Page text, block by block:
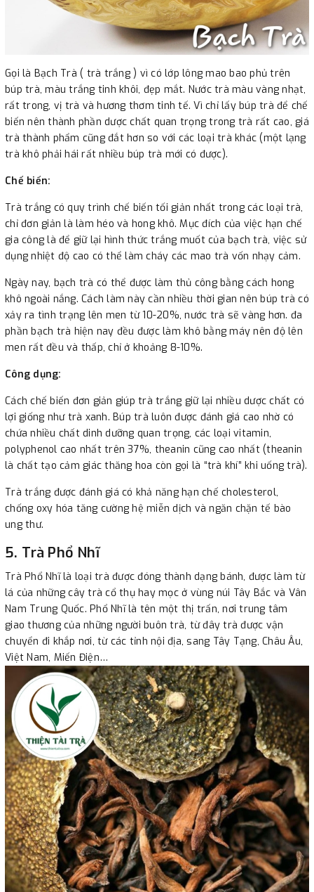
Gọi là Bạch Trà ( trà trắng ) vì có lớp lông mao bao phủ trên
búp trà, màu trắng tinh khôi, đẹp mắt. Nước trà màu vàng nhạt,
rất trong, vị trà và hương thơm tinh tế. Vì chỉ lấy búp trà để chế
biến nên thành phần dược chất quan trọng trong trà rất cao, giá
trà thành phẩm cũng đắt hơn so với các loại trà khác (một lạng
trà khô phải hái rất nhiều búp trà mới có được).
Chế biến:
Trà trắng có quy trình chế biến tối giản nhất trong các loại trà,
chỉ đơn giản là làm héo và hong khô. Mục đích của việc hạn chế
gia công là để giữ lại hình thức trắng muốt của bạch trà, việc sử
dụng nhiệt độ cao có thể làm cháy các mao trà vốn nhạy cảm.
Ngày nay, bạch trà có thể được làm thủ công bằng cách hong
khô ngoài nắng. Cách làm này cần nhiều thời gian nên búp trà có
xảy ra tình trạng lên men từ 10-20%, nước trà sẽ vàng hơn. đa
phần bạch trà hiện nay đều được làm khô bằng máy nên độ lên
men rất đều và thấp, chỉ ở khoảng 8-10%.
Công dụng:
Cách chế biến đơn giản giúp trà trắng giữ lại nhiều dược chất có
lợi giống như trà xanh. Búp trà luôn được đánh giá cao nhờ có
chứa nhiều chất dinh dưỡng quan trọng, các loại vitamin,
polyphenol cao nhất trên 37%, theanin cũng cao nhất (theanin
là chất tạo cảm giác thăng hoa còn gọi là “trà khí” khi uống trà).
Trà trắng được đánh giá có khả năng hạn chế cholesterol,
chống oxy hóa tăng cường hệ miễn dịch và ngăn chặn tế bào
ung thư.
​5. Trà Phổ Nhĩ
​Trà Phổ Nhĩ là loại trà được đóng thành dạng bánh, được làm từ
lá của những cây trà cổ thụ hay mọc ở vùng núi Tây Bắc và Vân
Nam Trung Quốc. Phổ Nhĩ là tên một thị trấn, nơi trung tâm
giao thương của những người buôn trà, từ đây trà được vận
chuyển đi khắp nơi, từ các tỉnh nội địa, sang Tây Tạng, Châu Âu,
Việt Nam, Miến Điện…